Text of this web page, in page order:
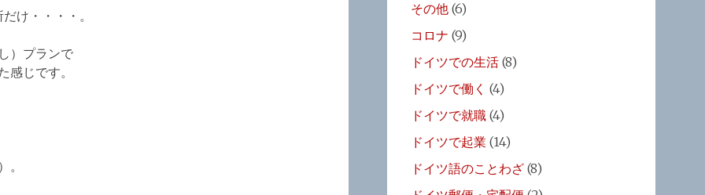
け・・・・。
）プランで
じです。
。
その他(6)
コロナ (9)
ドイツでの生活(8)
ドイツで働く (4)
ドイツで就職(4)
ドイツで起業 (14)
ドイツ語のことわざ(8)